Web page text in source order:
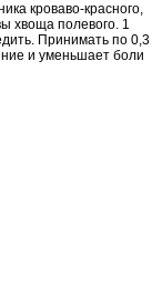
кроваво-красного,
хвоща полевого. 1
Принимать по 0,3
и уменьшает боли